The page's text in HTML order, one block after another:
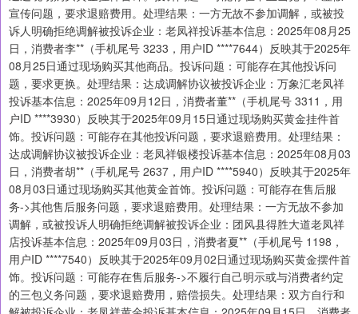
宣传问题，要求退赔费用。处理结果：一方无故不参加调解，或被投
诉人明确拒绝调解被投诉企业：老凤祥投诉基本信息：2025年08月25
日，消费者李**（手机尾号 3233，用户ID ****7644）反映其于2025年
08月25日通过现场购买其他商品。投诉问题：可能存在其他投诉问
题，要求更换。处理结果：达成调解协议被投诉企业：万象汇老凤祥
投诉基本信息：2025年09月12日，消费者董**（手机尾号 3311，用
户ID ****3930）反映其于2025年09月15日通过现场购买黄金挂件首
饰。投诉问题：可能存在其他投诉问题，要求退赔费用。处理结果：
达成调解协议被投诉企业：老凤祥银楼投诉基本信息：2025年08月03
日，消费者胡**（手机尾号 2637，用户ID ****5940）反映其于2025年
08月03日通过现场购买其他黄金首饰。投诉问题：可能存在售后服
务->其他售后服务问题，要求退赔费用。处理结果：一方无故不参加
调解，或被投诉人明确拒绝调解被投诉企业：团风县得胜大道老凤祥
店投诉基本信息：2025年09月03日，消费者夏**（手机尾号 1198，
用户ID ****7540）反映其于2025年09月02日通过现场购买黄金摆件首
饰。投诉问题：可能存在售后服务->不履行自己明示或与消费者约定
的三包义务问题，要求退赔费用，赔偿损失。处理结果：双方自行和